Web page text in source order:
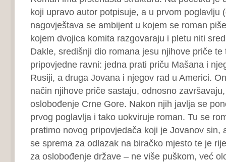
koji upravo autor potpisuje, a u prvom poglavlju
nagovještava se ambijent u kojem se roman
kojem dvojica komita razgovaraju i pletu niti
Dakle, središnji dio romana jesu njihove priče te
pripovjedne ravni: jedna prati priču Mašana i
Rusiji, a druga Jovana i njegov rad u Americi.
način njihove priče sastaju, odnosno
oslobođenje Crne Gore. Nakon njih javlja se
prvog poglavlja i tako uokviruje roman. Tu se
pratimo novog pripovjedača koji je Jovanov sin,
se sprema za odlazak na biračko mjesto te je
za oslobođenje države – ne više puškom, već